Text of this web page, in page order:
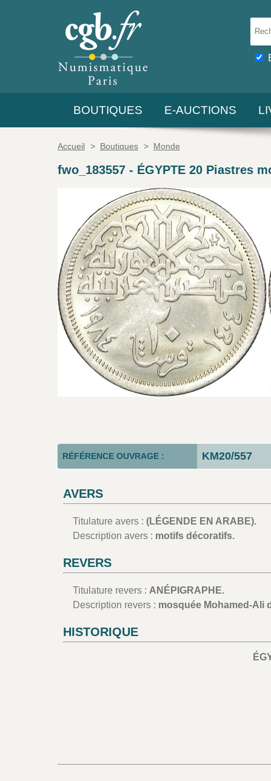
BOUTIQUES E-AUCTIONS
Accueil > Boutiques > Monde
fwo_183557 - ÉGYPTE 20 Piastres
RÉFÉRENCE OUVRAGE : KM20/557
AVERS
Titulature avers : (LÉGENDE EN ARABE).
Description avers : motifs décoratifs.
REVERS
Titulature revers : ANÉPIGRAPHE.
Description revers : mosquée Mohamed-Ali
HISTORIQUE